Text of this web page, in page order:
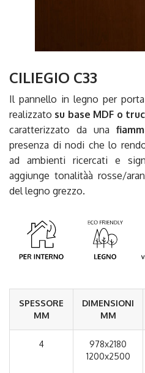
CILIEGIO C33
Il pannello in legno per
realizzato su base MDF o
caratterizzato da una
presenza di nodi che lo
ad ambienti ricercati e
aggiunge tonalitàà rosse/
del legno grezzo.
SPESSORE
MM
DIMENSIONI
MM
4
978x2180
1200x2500